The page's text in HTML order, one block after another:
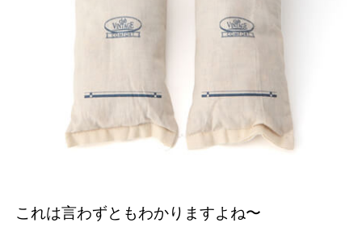
これは言わずともわかりますよね〜